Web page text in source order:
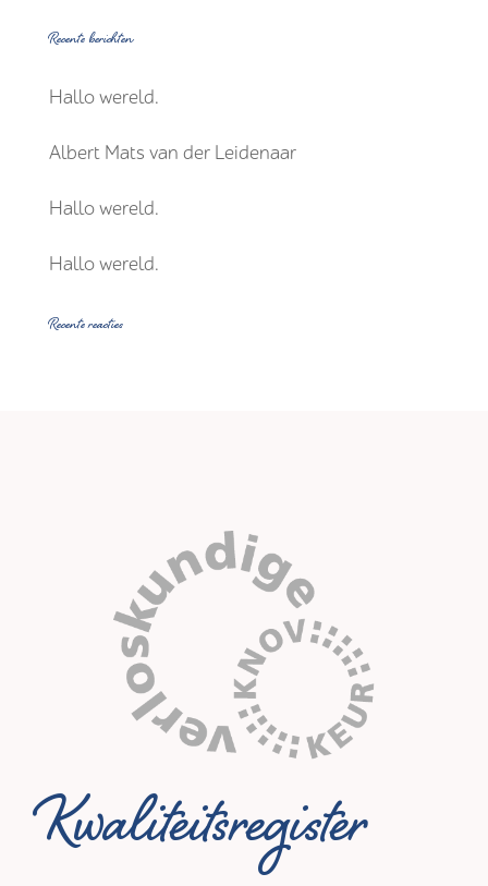
Recente berichten
Hallo wereld.
Albert Mats van der Leidenaar
Hallo wereld.
Hallo wereld.
Recente reacties
Kwaliteitsregister